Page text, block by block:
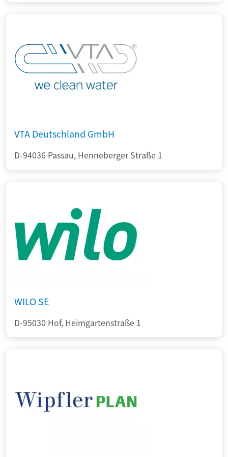
VTA Deutschland GmbH
D-94036 Passau, Henneberger Straße 1
WILO SE
D-95030 Hof, Heimgartenstraße 1